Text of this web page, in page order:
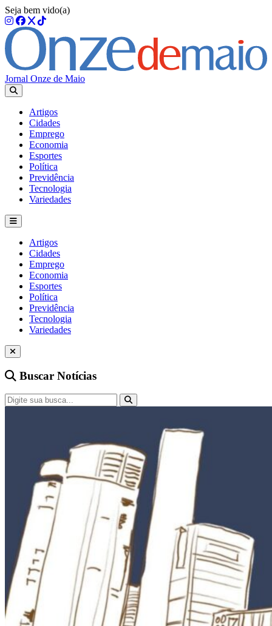
Seja bem vido(a)
Jornal Onze de Maio
Artigos
Cidades
Emprego
Economia
Esportes
Política
Previdência
Tecnologia
Variedades
Artigos
Cidades
Emprego
Economia
Esportes
Política
Previdência
Tecnologia
Variedades
Buscar Notícias